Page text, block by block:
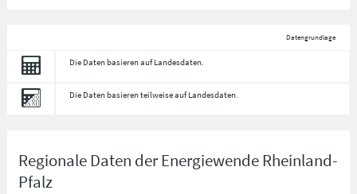
Datengrundlage
Die Daten basieren auf Landesdaten.
Die Daten basieren teilweise auf Landesdaten.
Regionale Daten der Energiewende Rheinland-
Pfalz